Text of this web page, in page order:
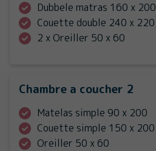
Dubbele matras 160 x 200
Couette double 240 x 220
2 x Oreiller 50 x 60
Chambre a coucher 2
Matelas simple 90 x 200
Couette simple 150 x 200
Oreiller 50 x 60